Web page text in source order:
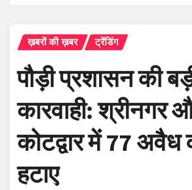
ख़बरों की ख़बर ट्रेंडिंग
​पौड़ी प्रशासन की
कारवाही: श्रीनगर
कोटद्वार में 77
हटाए